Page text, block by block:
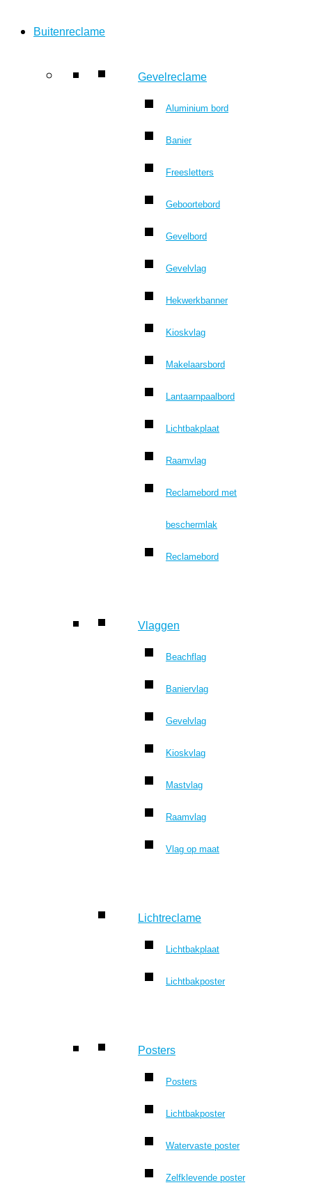
Buitenreclame
Gevelreclame
Aluminium bord
Banier
Freesletters
Geboortebord
Gevelbord
Gevelvlag
Hekwerkbanner
Kioskvlag
Makelaarsbord
Lantaarnpaalbord
Lichtbakplaat
Raamvlag
Reclamebord met
beschermlak
Reclamebord
Vlaggen
Beachflag
Baniervlag
Gevelvlag
Kioskvlag
Mastvlag
Raamvlag
Vlag op maat
Lichtreclame
Lichtbakplaat
Lichtbakposter
Posters
Posters
Lichtbakposter
Watervaste poster
Zelfklevende poster